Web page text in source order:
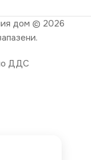
дом © 2026
ДДС